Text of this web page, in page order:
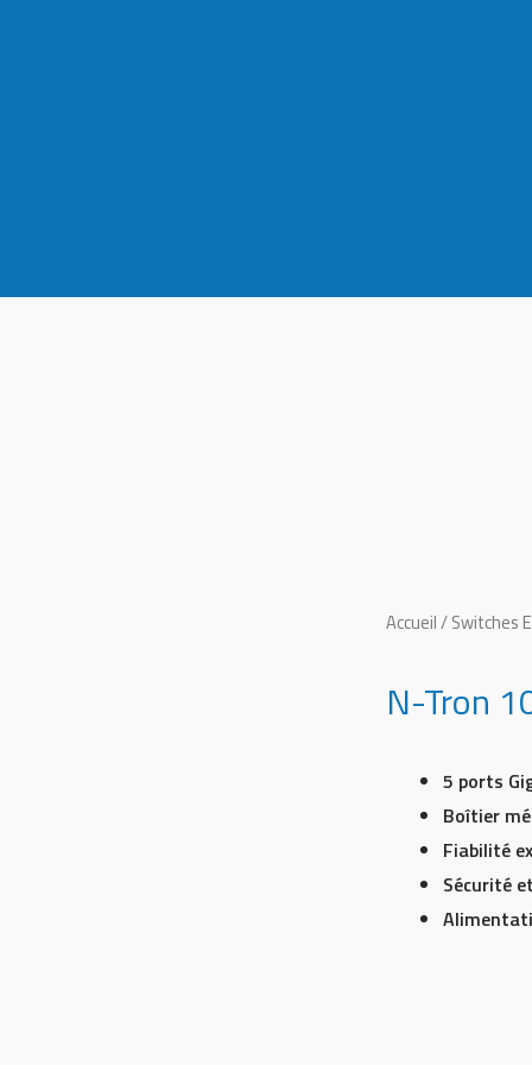
Accueil/Switches
N-Tron
5 ports
Boîtier
Fiabilité
Sécurité